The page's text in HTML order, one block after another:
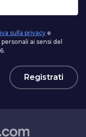
sulla privacy e
ai sensi del
Registrati